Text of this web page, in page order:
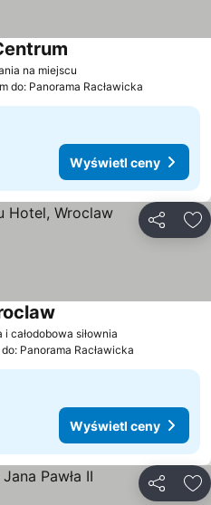
na miejscu
do: Panorama Racławicka
Wyświetl ceny
i całodobowa siłownia
Panorama Racławicka
Wyświetl ceny